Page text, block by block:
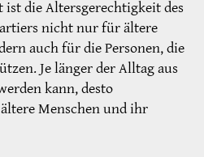
die Altersgerechtigkeit des
nicht nur für ältere
auch für die Personen, die
Je länger der Alltag aus
kann, desto
Menschen und ihr